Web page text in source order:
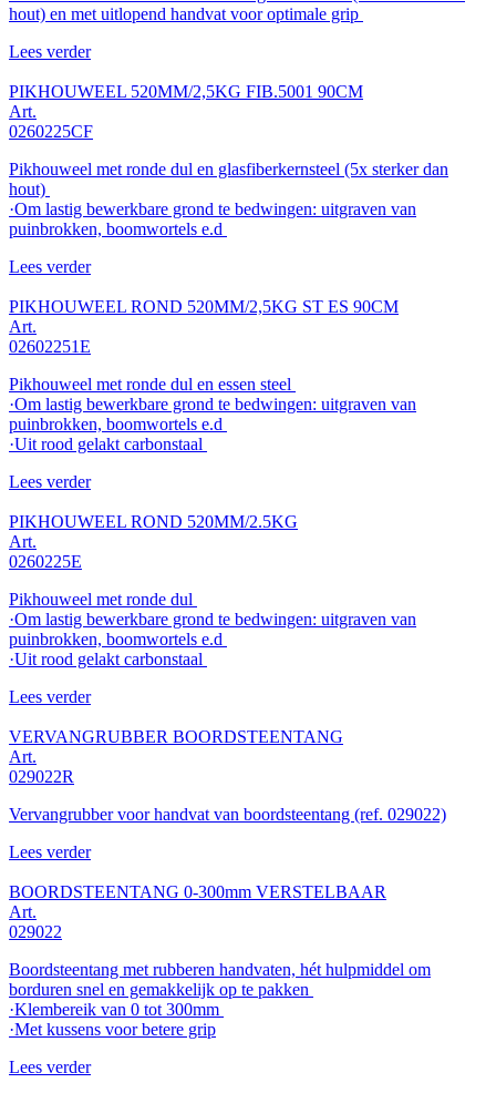
hout) en met uitlopend handvat voor optimale grip
Lees verder
PIKHOUWEEL 520MM/2,5KG FIB.5001 90CM
Art.
0260225CF
Pikhouweel met ronde dul en glasfiberkernsteel (5x sterker dan
hout)
·Om lastig bewerkbare grond te bedwingen: uitgraven van
puinbrokken, boomwortels e.d
Lees verder
PIKHOUWEEL ROND 520MM/2,5KG ST ES 90CM
Art.
02602251E
Pikhouweel met ronde dul en essen steel
·Om lastig bewerkbare grond te bedwingen: uitgraven van
puinbrokken, boomwortels e.d
·Uit rood gelakt carbonstaal
Lees verder
PIKHOUWEEL ROND 520MM/2.5KG
Art.
0260225E
Pikhouweel met ronde dul
·Om lastig bewerkbare grond te bedwingen: uitgraven van
puinbrokken, boomwortels e.d
·Uit rood gelakt carbonstaal
Lees verder
VERVANGRUBBER BOORDSTEENTANG
Art.
029022R
Vervangrubber voor handvat van boordsteentang (ref. 029022)
Lees verder
BOORDSTEENTANG 0-300mm VERSTELBAAR
Art.
029022
Boordsteentang met rubberen handvaten, hét hulpmiddel om
borduren snel en gemakkelijk op te pakken
·Klembereik van 0 tot 300mm
·Met kussens voor betere grip
Lees verder